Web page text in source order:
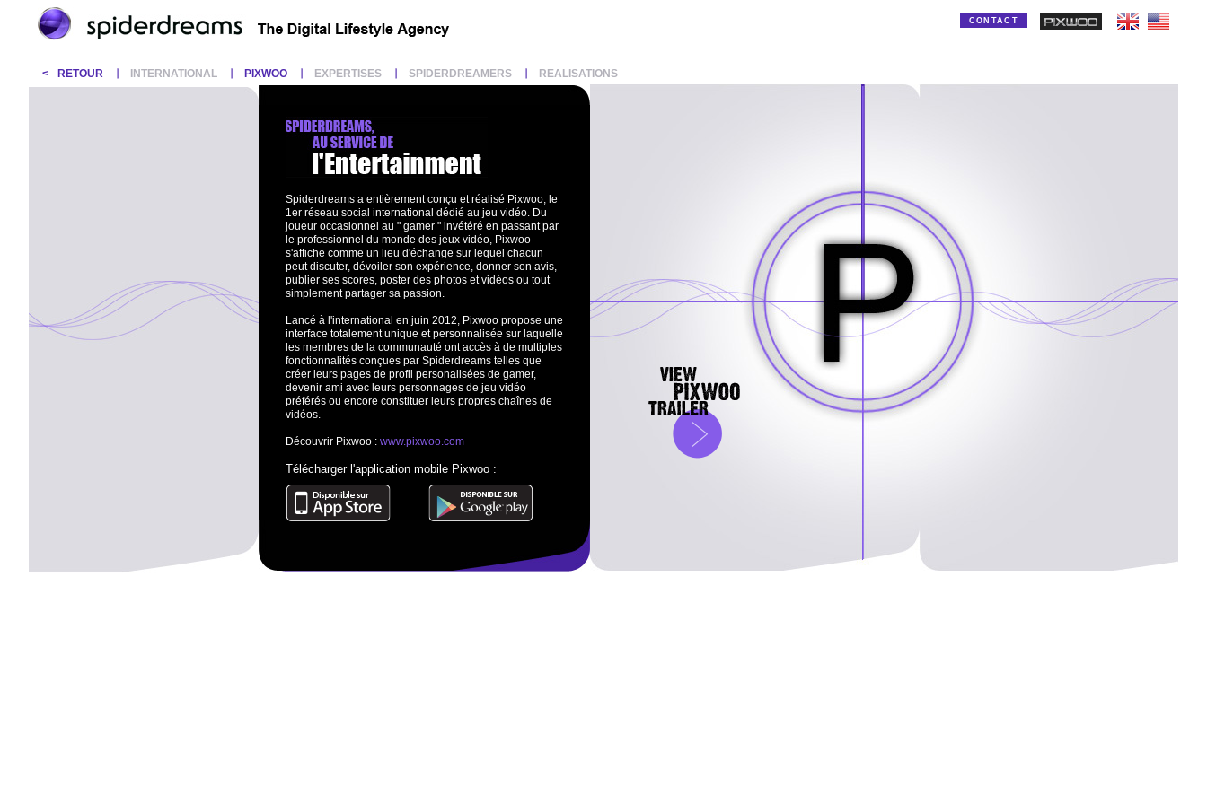
CONTACT
< RETOUR INTERNATIONAL PIXWOO EXPERTISES SPIDERDREAMERS REALISATIONS
Spiderdreams a entièrement conçu et réalisé Pixwoo, le
1er réseau social international dédié au jeu vidéo. Du
joueur occasionnel au " gamer " invétéré en passant par
le professionnel du monde des jeux vidéo, Pixwoo
s'affiche comme un lieu d'échange sur lequel chacun
peut discuter, dévoiler son expérience, donner son avis,
publier ses scores, poster des photos et vidéos ou tout
simplement partager sa passion.
Lancé à l'international en juin 2012, Pixwoo propose une
interface totalement unique et personnalisée sur laquelle
les membres de la communauté ont accès à de multiples
fonctionnalités conçues par Spiderdreams telles que
créer leurs pages de profil personalisées de gamer,
devenir ami avec leurs personnages de jeu vidéo
préférés ou encore constituer leurs propres chaînes de
vidéos.
Découvrir Pixwoo : www.pixwoo.com
Télécharger l'application mobile Pixwoo :